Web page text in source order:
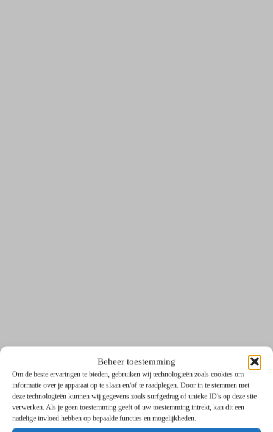
Beheer toestemming
Om de beste ervaringen te bieden, gebruiken wij technologieën zoals cookies om
informatie over je apparaat op te slaan en/of te raadplegen. Door in te stemmen met
deze technologieën kunnen wij gegevens zoals surfgedrag of unieke ID's op deze site
verwerken. Als je geen toestemming geeft of uw toestemming intrekt, kan dit een
nadelige invloed hebben op bepaalde functies en mogelijkheden.